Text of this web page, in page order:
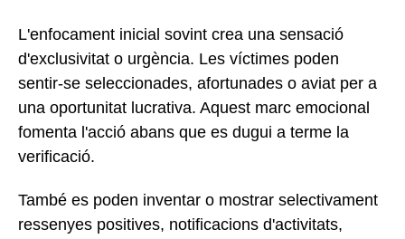
L'enfocament inicial sovint crea una sensació
d'exclusivitat o urgència. Les víctimes poden
sentir-se seleccionades, afortunades o aviat per a
una oportunitat lucrativa. Aquest marc emocional
fomenta l'acció abans que es dugui a terme la
verificació.
També es poden inventar o mostrar selectivament
ressenyes positives, notificacions d'activitats,